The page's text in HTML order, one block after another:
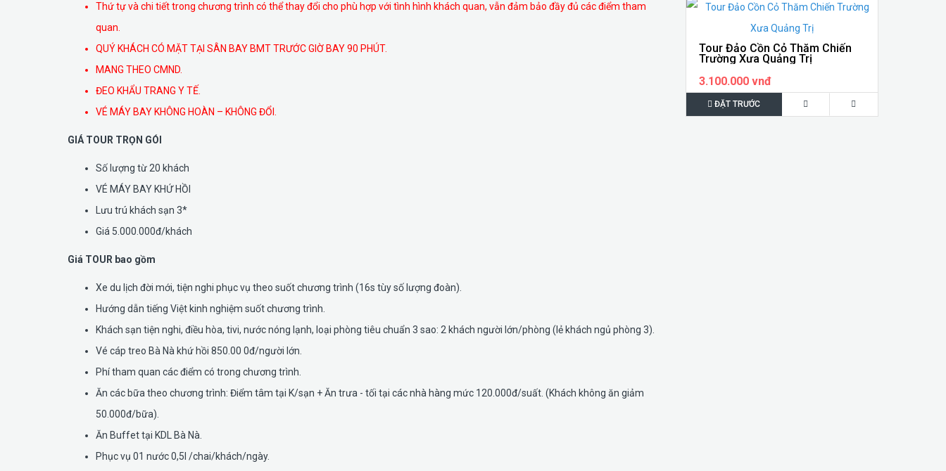
Thứ tự và chi tiết trong chương trình có thể thay đổi cho phù hợp với tình hình khách quan, vẫn đảm bảo đầy đủ các điểm tham
quan.
QUÝ KHÁCH CÓ MẶT TẠI SÂN BAY BMT TRƯỚC GIỜ BAY 90 PHÚT.
MANG THEO CMND.
ĐEO KHẨU TRANG Y TẾ.
VÉ MÁY BAY KHÔNG HOÀN – KHÔNG ĐỔI.
GIÁ TOUR TRỌN GÓI
Số lượng từ 20 khách
VÉ MÁY BAY KHỨ HỒI
Lưu trú khách sạn 3*
Giá 5.000.000đ/khách
Giá TOUR bao gồm
Xe du lịch đời mới, tiện nghi phục vụ theo suốt chương trình (16s tùy số lượng đoàn).
Hướng dẫn tiếng Việt kinh nghiệm suốt chương trình.
Khách sạn tiện nghi, điều hòa, tivi, nước nóng lạnh, loại phòng tiêu chuẩn 3 sao: 2 khách người lớn/phòng (lẻ khách ngủ phòng 3).
Vé cáp treo Bà Nà khứ hồi 850.00 0đ/người lớn.
Phí tham quan các điểm có trong chương trình.
Ăn các bữa theo chương trình: Điểm tâm tại K/sạn + Ăn trưa - tối tại các nhà hàng mức 120.000đ/suất. (Khách không ăn giảm
50.000đ/bữa).
Ăn Buffet tại KDL Bà Nà.
Phục vụ 01 nước 0,5l /chai/khách/ngày.
Tour Đảo Cồn Cỏ Thăm Chiến
Trường Xưa Quảng Trị
3.100.000 vnđ
ĐẶT TRƯỚC